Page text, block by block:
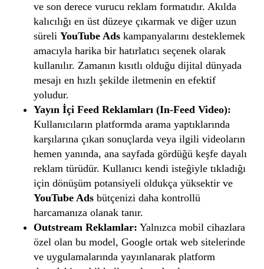
ve son derece vurucu reklam formatıdır. Akılda
kalıcılığı en üst düzeye çıkarmak ve diğer uzun
süreli YouTube Adskampanyalarını desteklemek
amacıyla harika bir hatırlatıcı seçenek olarak
kullanılır. Zamanın kısıtlı olduğu dijital dünyada
mesajı en hızlı şekilde iletmenin en efektif
yoludur.
Yayın İçi Feed Reklamları (In-Feed Video):
Kullanıcıların platformda arama yaptıklarında
karşılarına çıkan sonuçlarda veya ilgili videoların
hemen yanında, ana sayfada gördüğü keşfe dayalı
reklam türüdür. Kullanıcı kendi isteğiyle tıkladığı
için dönüşüm potansiyeli oldukça yüksektir ve
YouTube Adsbütçenizi daha kontrollü
harcamanıza olanak tanır.
Outstream Reklamlar: Yalnızca mobil cihazlara
özel olan bu model, Google ortak web sitelerinde
ve uygulamalarında yayınlanarak platform